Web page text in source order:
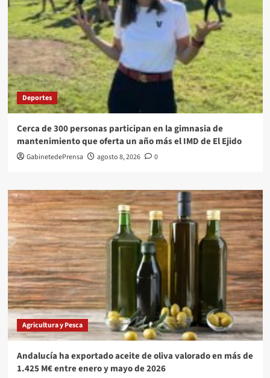
Deportes
Cerca de 300 personas participan en la gimnasia de
mantenimiento que oferta un año más el IMD de El Ejido
GabinetedePrensa agosto 8, 2026 0
Agricultura y Pesca
Andalucía ha exportado aceite de oliva valorado en más de
1.425 M€ entre enero y mayo de 2026